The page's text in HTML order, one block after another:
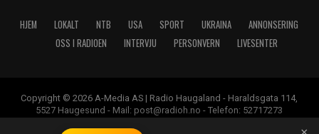
HJEM LOKALT NTB USA SPORT UKRAINA
ANNONSERING
OSS I RADIOEN
INTERVJU PERSONVERN LIVESENTER
Copyright © 2026 A-Media AS | Radio Haugaland - Haraldsgata 114,
5527 Haugesund - Mail: post@radioh.no - Telefon: 52717273